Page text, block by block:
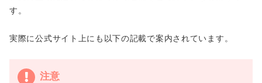
す。
実際に公式サイト上にも以下の記載で案内されています。
注意